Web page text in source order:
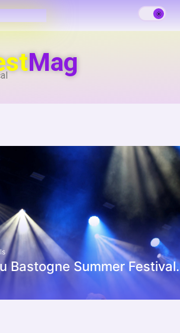
Mag
Bastogne Summer Festival.